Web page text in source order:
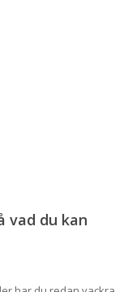
vad du kan